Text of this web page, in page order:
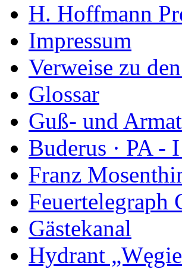
H. Hoffmann
Impressum
Verweise zu
Glossar
Guß- und
Buderus · PA -
Franz
Feuertelegraph
Gästekanal
Hydrant